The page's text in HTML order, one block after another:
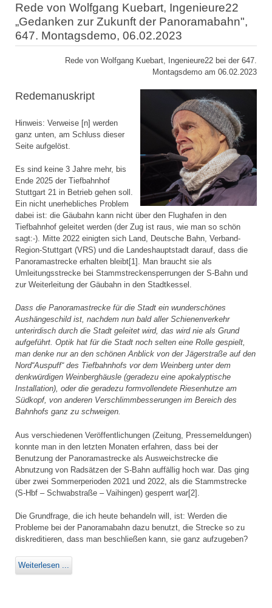
Rede von Wolfgang Kuebart, Ingenieure22
„Gedanken zur Zukunft der Panoramabahn",
647. Montagsdemo, 06.02.2023
Rede von Wolfgang Kuebart, Ingenieure22 bei der 647.
Montagsdemo am 06.02.2023
Redemanuskript
Hinweis: Verweise [n] werden
ganz unten, am Schluss dieser
Seite aufgelöst.
Es sind keine 3 Jahre mehr, bis
Ende 2025 der Tiefbahnhof
Stuttgart 21 in Betrieb gehen soll.
Ein nicht unerhebliches Problem
dabei ist: die Gäubahn kann nicht über den Flughafen in den
Tiefbahnhof geleitet werden (der Zug ist raus, wie man so schön
sagt:-). Mitte 2022 einigten sich Land, Deutsche Bahn, Verband-
Region-Stuttgart (VRS) und die Landeshauptstadt darauf, dass die
Panoramastrecke erhalten bleibt[1]. Man braucht sie als
Umleitungsstrecke bei Stammstreckensperrungen der S-Bahn und
zur Weiterleitung der Gäubahn in den Stadtkessel.
Dass die Panoramastrecke für die Stadt ein wunderschönes
Aushängeschild ist, nachdem nun bald aller Schienenverkehr
unterirdisch durch die Stadt geleitet wird, das wird nie als Grund
aufgeführt. Optik hat für die Stadt noch selten eine Rolle gespielt,
man denke nur an den schönen Anblick von der Jägerstraße auf den
Nord“Auspuff“ des Tiefbahnhofs vor dem Weinberg unter dem
denkwürdigen Weinberghäusle (geradezu eine apokalyptische
Installation), oder die geradezu formvollendete Riesenhutze am
Südkopf, von anderen Verschlimmbesserungen im Bereich des
Bahnhofs ganz zu schweigen.
Aus verschiedenen Veröffentlichungen (Zeitung, Pressemeldungen)
konnte man in den letzten Monaten erfahren, dass bei der
Benutzung der Panoramastrecke als Ausweichstrecke die
Abnutzung von Radsätzen der S-Bahn auffällig hoch war. Das ging
über zwei Sommerperioden 2021 und 2022, als die Stammstrecke
(S-Hbf – Schwabstraße – Vaihingen) gesperrt war[2].
Die Grundfrage, die ich heute behandeln will, ist: Werden die
Probleme bei der Panoramabahn dazu benutzt, die Strecke so zu
diskreditieren, dass man beschließen kann, sie ganz aufzugeben?
Weiterlesen ...